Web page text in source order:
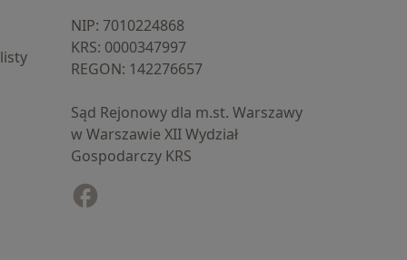
NIP: ⁠7010224868
KRS: ⁠0000347997
REGON: ⁠142276657
Sąd Rejonowy dla m.st. Warszawy
w Warszawie XII Wydział
Gospodarczy KRS